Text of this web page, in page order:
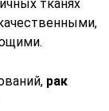
тканях
рак